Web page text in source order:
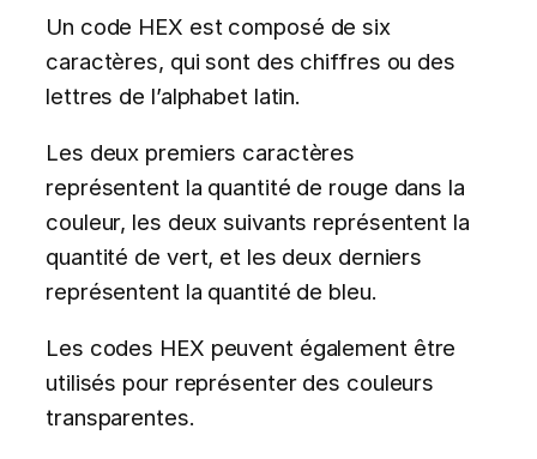
Un code HEX est composé de six
caractères, qui sont des chiffres ou des
lettres de l’alphabet latin.
Les deux premiers caractères
représentent la quantité de rouge dans la
couleur, les deux suivants représentent la
quantité de vert, et les deux derniers
représentent la quantité de bleu.
Les codes HEX peuvent également être
utilisés pour représenter des couleurs
transparentes.